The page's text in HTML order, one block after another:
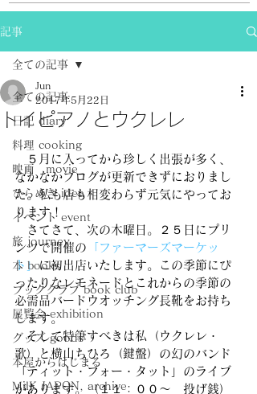
記事
全ての記事
日記 diary
料理 cooking
映画 movie
ひらめき idea
イベント event
旅 journey
本 books
ブッククラブ book club
展覧会 exhibition
グッズ goods
本屋からはじまる
MilK JAPON, archive
全ての記事
トイピアノとウクレレ
Jun
2017年5月22日
５月に入ってから珍しく出張が多く、
なかなかブログが更新できずにおりまし
た。私も店も相変わらず元気にやってお
ります！
さてさて、次の木曜日。２５日にプリ
ンツで開催の 「ファーマーズマーケッ
ト」に初出店いたします。この季節にぴ
ったりなレモネードとこれからの季節の
必需品バードウオッチング長靴をお持ち
します。
そして特筆すべきは私（ウクレレ・
歌）と横山ちひろ（鍵盤）の幻のバンド
「ティット・フォー・タット」のライブ
があります。（１１：００〜　投げ銭）